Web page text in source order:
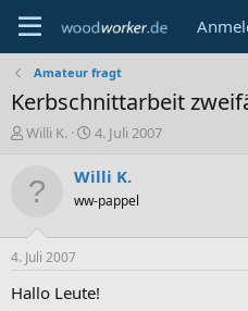
Amateur fragt
Kerbschnittarbeit
E
t
l
e
r
Willi K.
E
s
e
a
4. Juli 2007
Willi K.
ww-pappel
4. Juli 2007
Hallo Leute!